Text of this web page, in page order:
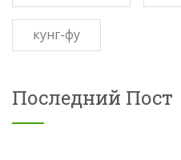
кунг-фу
Последний Пост